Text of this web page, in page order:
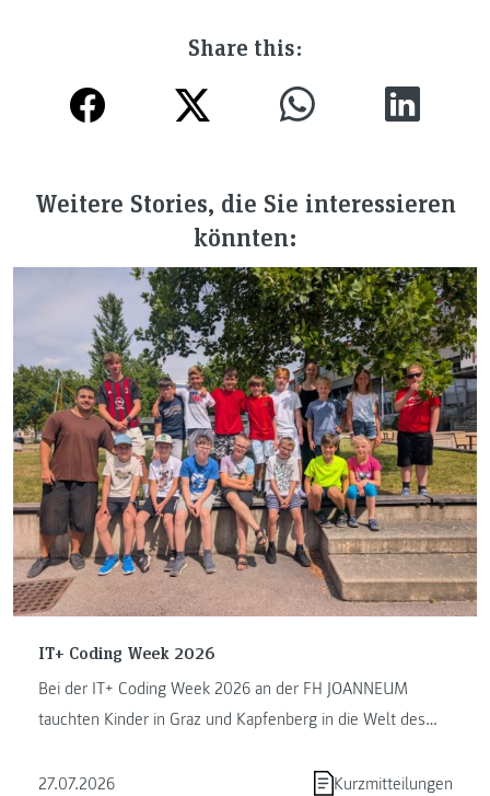
Share this:
Weitere Stories, die Sie interessieren
könnten:
IT+ Coding Week 2026
Bei der IT+ Coding Week 2026 an der FH JOANNEUM
tauchten Kinder in Graz und Kapfenberg in die Welt des
27.07.2026
Kurzmitteilungen